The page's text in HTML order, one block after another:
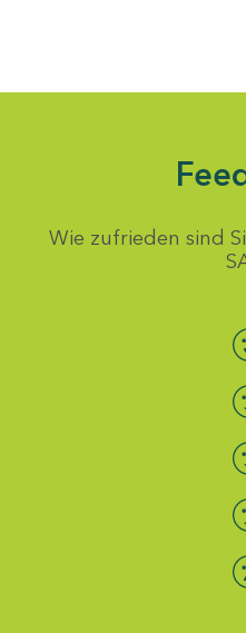
Wie zufrieden sind